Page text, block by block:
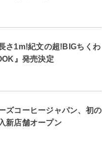
さ1m!紀文の超!BIGちくわ
』発売決定
ズコーヒージャパン、初の
新店舗オープン